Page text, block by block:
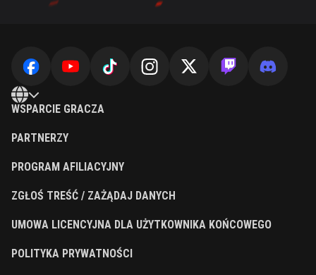
WSPARCIE GRACZA
PARTNERZY
PROGRAM AFILIACYJNY
ZGŁOŚ TREŚĆ / ZAŻĄDAJ DANYCH
UMOWA LICENCYJNA DLA UŻYTKOWNIKA KOŃCOWEGO
POLITYKA PRYWATNOŚCI